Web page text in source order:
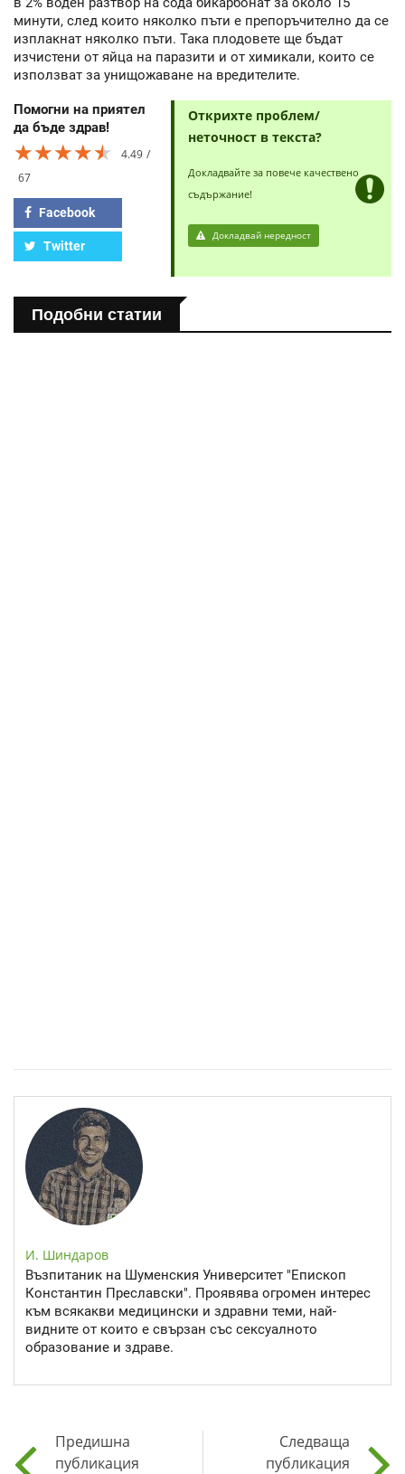
минути, след които няколко пъти е препоръчително да се
изплакнат няколко пъти. Така плодовете ще бъдат
изчистени от яйца на паразити и от химикали, които се
използват за унищожаване на вредителите.
Помогни на приятел
да бъде здрав!
★★★★★
★★★★★
★★★★★
4.49
67
Facebook
Twitter
Открихте проблем/
неточност в текста?
Докладвайте за повече качествено
съдържание!
Докладвай нередност
Подобни статии
И. Шиндаров
Възпитаник на Шуменския Университет "Епископ
Константин Преславски". Проявява огромен интерес
към всякакви медицински и здравни теми, най-
видните от които е свързан със сексуалното
образование и здраве.
Предишна
публикация
Следваща
публикация